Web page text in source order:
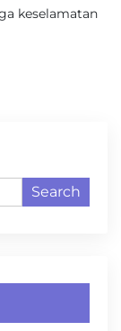
keselamatan
Search